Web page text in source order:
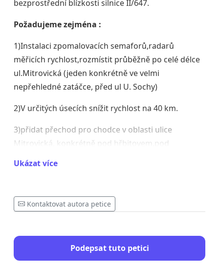
bezprostřední blízkosti silnice II/647.
Požadujeme zejména :
1)Instalaci zpomalovacích semaforů,radarů
měřicích rychlost,rozmístit průběžně po celé délce
ul.Mitrovická (jeden konkrétně ve velmi
nepřehledné zatáčce, před ul U. Sochy)
2)V určitých úsecích snížit rychlost na 40 km.
3)přidat přechod pro chodce v oblasti ulice
Mitrovická, konkrétně pod hřbitovem,pod
U Sochy a Mitrovická
Ukázat více
Kontaktovat autora petice
Podepsat tuto petici